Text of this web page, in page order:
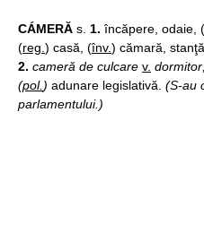
CÁMERĂ s. 1. încăpere, odaie, (
(reg. ) casă, (înv.) cămară, stanţă.
2. cameră de culcare v.
(pol. ) adunare legislativă. (S-au
parlamentului.)